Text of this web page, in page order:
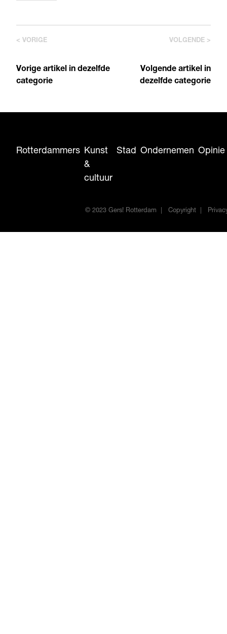
< VORIGE
Vorige artikel in dezelfde
categorie
VOLGENDE >
Volgende artikel in
dezelfde categorie
Rotterdammers Kunst
&
cultuur
Stad Ondernemen Opinie
© 2023 Gers! Rotterdam Copyright